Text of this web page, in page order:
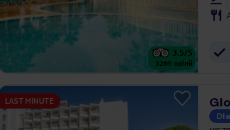
3.5/5
3269 opinii
LAST MINUTE